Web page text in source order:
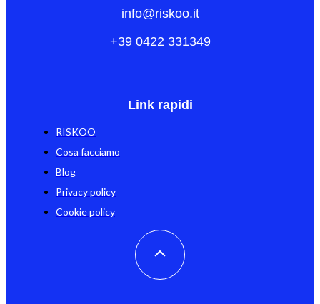
info@riskoo.it
+39 0422 331349
Link rapidi
RISKOO
Cosa facciamo
Blog
Privacy policy
Cookie policy